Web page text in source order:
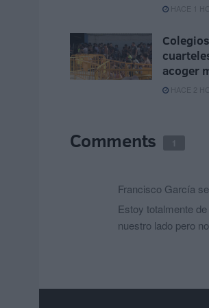
HACE 1
acoger
HACE 2
Comments 1
Francisco García
Estoy totalmente
nuestro lado pero